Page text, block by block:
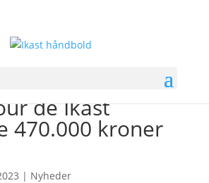
de Ikast
470.000 kroner
| Nyheder